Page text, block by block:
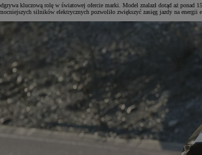
kluczową rolę w światowej ofercie marki. Model znalazł dotąd aż
silników elektrycznych pozwoliło zwiększyć zasięg jazdy na energii